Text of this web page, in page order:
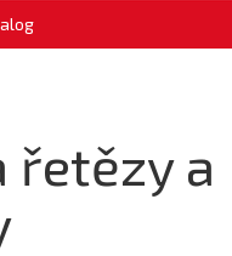
řetězy a